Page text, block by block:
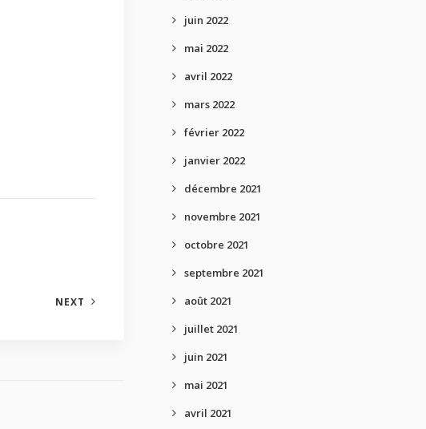
NEXT
juin 2022
mai 2022
avril 2022
mars 2022
février 2022
janvier 2022
décembre 2021
novembre 2021
octobre 2021
septembre 2021
août 2021
juillet 2021
juin 2021
mai 2021
avril 2021